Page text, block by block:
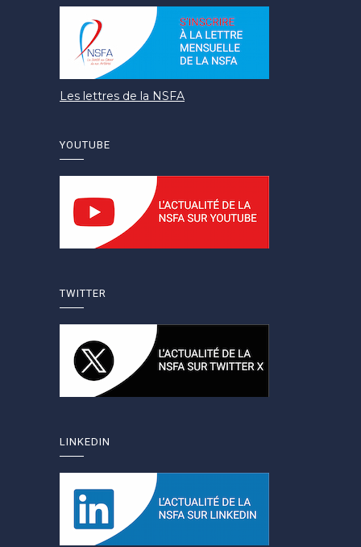
Les lettres de la NSFA
YOUTUBE
TWITTER
LINKEDIN